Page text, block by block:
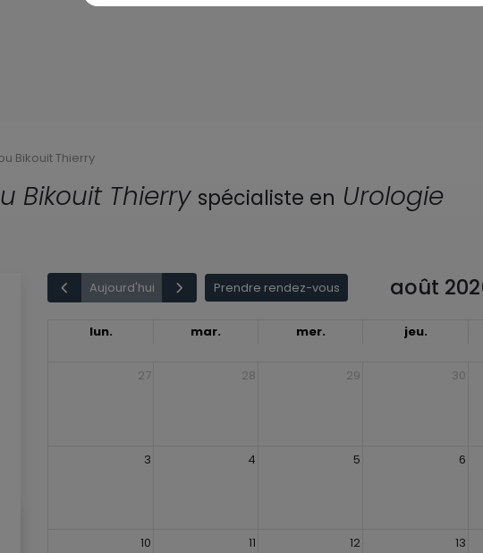
Bikouit Thierry
Bikouit Thierry spécialiste en Urologie
Aujourd'hui Prendre rendez-vous août
lun. mar. mer. jeu.
27 28 29 30
3 4 5 6
10 11 12 13